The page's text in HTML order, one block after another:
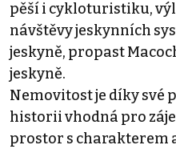
pěší i cykloturistiku,
návštěvy jeskynních
jeskyně, propast
jeskyně.
Nemovitost je díky své
historii vhodná pro
prostor s charakterem